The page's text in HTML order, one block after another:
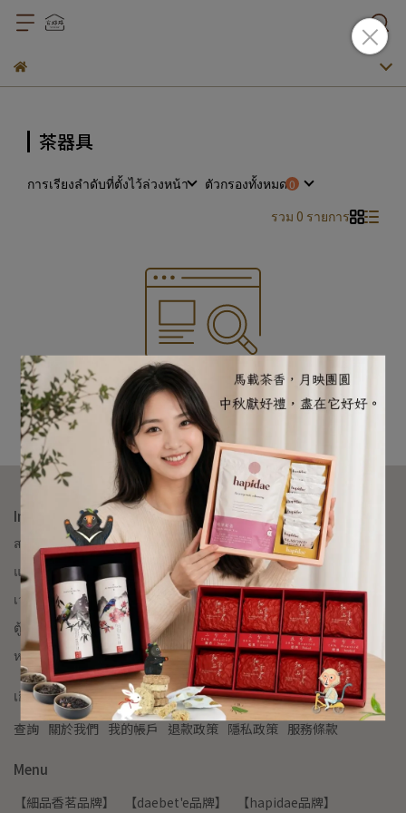
茶器具
การเรียงลำดับที่ตั้งไว้ล่วงหน้า
ตัวกรองทั้งหมด
รวม 0 รายการ
ขออภัยไม่มีสินค้าที่ตรงตามเกณฑ์ตัวกรองของคุณ
กรุณากรอกตัวกรองอีกครั้ง
Informations
สายด่วนบริการลูกค้า:09-87654321
แฟกซ์ฝ่ายบริการลูกค้า:02-22345678
เวลาทำการฝ่ายบริการลูกค้า:10:30am - 6:30pm
ตู้ไปรษณีย์:example@email.com
หมายเลขรวม:45883148
เกี่ยวกับเรา
查詢 關於我們 我的帳戶 退款政策 隱私政策 服務條款
Menu
【細品香茗品牌】 【daebet'e品牌】 【hapidae品牌】